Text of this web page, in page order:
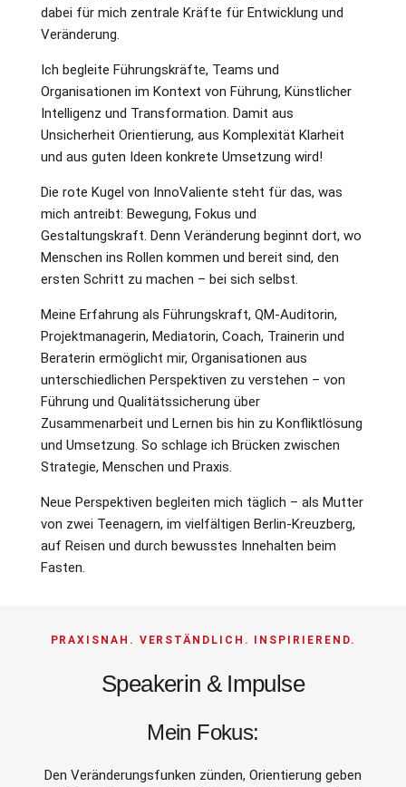
dabei für mich zentrale Kräfte für Entwicklung und
Veränderung.
Ich begleite Führungskräfte, Teams und
Organisationen im Kontext von Führung, Künstlicher
Intelligenz und Transformation. Damit aus
Unsicherheit Orientierung, aus Komplexität Klarheit
und aus guten Ideen konkrete Umsetzung wird!
Die rote Kugel von InnoValiente steht für das, was
mich antreibt: Bewegung, Fokus und
Gestaltungskraft. Denn Veränderung beginnt dort, wo
Menschen ins Rollen kommen und bereit sind, den
ersten Schritt zu machen – bei sich selbst.
Meine Erfahrung als Führungskraft, QM-Auditorin,
Projektmanagerin, Mediatorin, Coach, Trainerin und
Beraterin ermöglicht mir, Organisationen aus
unterschiedlichen Perspektiven zu verstehen – von
Führung und Qualitätssicherung über
Zusammenarbeit und Lernen bis hin zu Konfliktlösung
und Umsetzung. So schlage ich Brücken zwischen
Strategie, Menschen und Praxis.
Neue Perspektiven begleiten mich täglich – als Mutter
von zwei Teenagern, im vielfältigen Berlin-Kreuzberg,
auf Reisen und durch bewusstes Innehalten beim
Fasten.
PRAXISNAH. VERSTÄNDLICH. INSPIRIEREND.
Speakerin & Impulse
Mein Fokus:
Den Veränderungsfunken zünden, Orientierung geben